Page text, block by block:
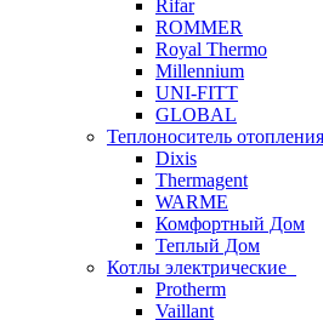
Rifar
ROMMER
Royal Thermo
Millennium
UNI-FITT
GLOBAL
Теплоноситель отопления
Dixis
Thermagent
WARME
Комфортный Дом
Теплый Дом
Котлы электрические
Protherm
Vaillant